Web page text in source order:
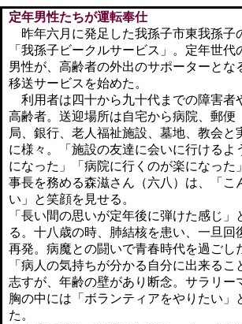
定年男性たちが運転奉仕
昨年六月に発足した我孫子市東我孫子
「我孫子ビークルサービス」。定年世代
男性が、高齢者の外出のサポーターとな
移送サービスを始めた。
利用者は四十から九十代までの障害者
高齢者。送迎場所は自宅から病院、郵便
局、銀行、老人福祉施設、墓地、教会と
に様々。「施設の友達に会いに行けるよ
になった」「病院に行くのが楽になっ
事長を務める森滋さん（六八）は、「こ
い」と笑顔を見せる。
「長い間の思いが定年後に弾けた感じ
る。十八歳の時、肺結核を患い、一旦
再発。病魔との闘いで青春時代を過ごし
「病人の気持ちが分かる自分に出来る
志すが、年齢の壁があり断念。サラリー
胸の中には「ボランティアをやりたい
た。